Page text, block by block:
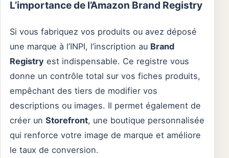
L’importance de l’Amazon Brand Registry
Si vous fabriquez vos produits ou avez déposé
une marque à l’INPI, l’inscription au Brand
Registry est indispensable. Ce registre vous
donne un contrôle total sur vos fiches produits,
empêchant des tiers de modifier vos
descriptions ou images. Il permet également de
créer un Storefront, une boutique personnalisée
qui renforce votre image de marque et améliore
le taux de conversion.